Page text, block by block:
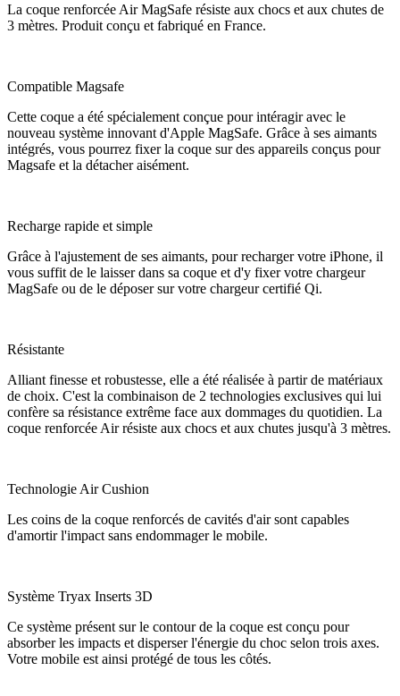
La coque renforcée Air MagSafe résiste aux chocs et aux chutes de
3 mètres. Produit conçu et fabriqué en France.
Compatible Magsafe
Cette coque a été spécialement conçue pour intéragir avec le
nouveau système innovant d'Apple MagSafe. Grâce à ses aimants
intégrés, vous pourrez fixer la coque sur des appareils conçus pour
Magsafe et la détacher aisément.
Recharge rapide et simple
Grâce à l'ajustement de ses aimants, pour recharger votre iPhone, il
vous suffit de le laisser dans sa coque et d'y fixer votre chargeur
MagSafe ou de le déposer sur votre chargeur certifié Qi.
Résistante
Alliant finesse et robustesse, elle a été réalisée à partir de matériaux
de choix. C'est la combinaison de 2 technologies exclusives qui lui
confère sa résistance extrême face aux dommages du quotidien. La
coque renforcée Air résiste aux chocs et aux chutes jusqu'à 3 mètres.
Technologie Air Cushion
Les coins de la coque renforcés de cavités d'air sont capables
d'amortir l'impact sans endommager le mobile.
Système Tryax Inserts 3D
Ce système présent sur le contour de la coque est conçu pour
absorber les impacts et disperser l'énergie du choc selon trois axes.
Votre mobile est ainsi protégé de tous les côtés.